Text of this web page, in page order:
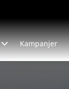
Kampanjer